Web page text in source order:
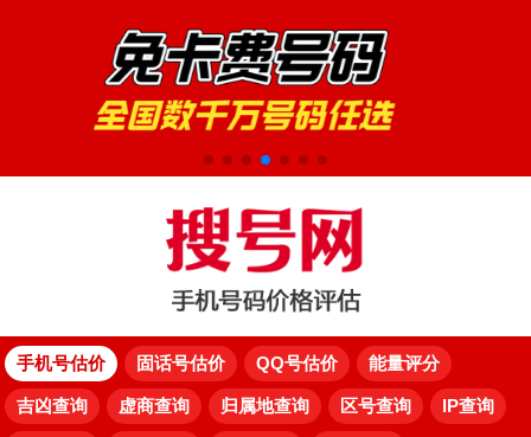
手机号估价 固话号估价 QQ号估价 能量评分
吉凶查询 虚商查询 归属地查询 区号查询 IP查询